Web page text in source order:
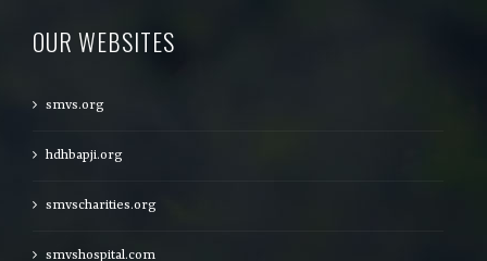
OUR WEBSITES
smvs.org
hdhbapji.org
smvscharities.org
smvshospital.com